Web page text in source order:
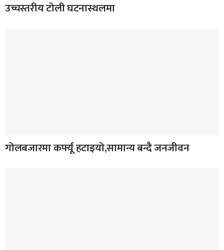
उच्चस्तरीय टोली घटनास्थलमा
गोलबजारमा कर्फ्यू हटाइयो,सामान्य बन्दै जनजीवन